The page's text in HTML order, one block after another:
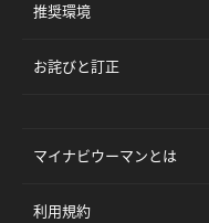
推奨環境
お詫びと訂正
マイナビウーマンとは
利用規約